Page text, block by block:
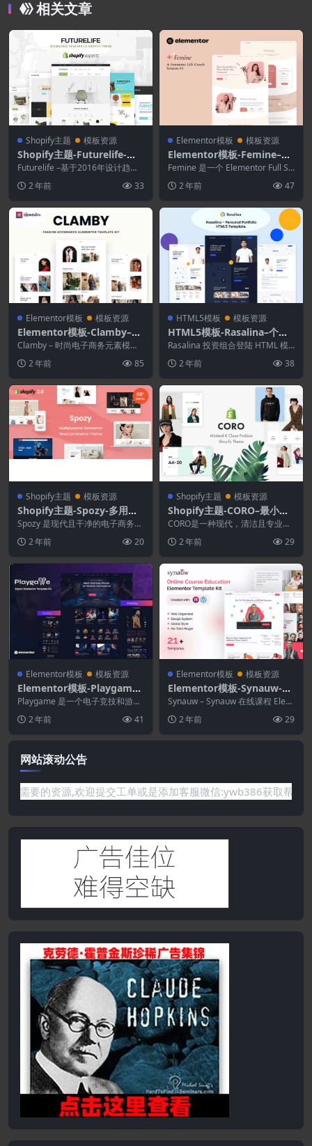
相关文章
Shopify主题 模板资源
Shopify主题-Futurelife-电
子商务响应Shopify主题
Futurelife –基于2016年设计趋势
式...2 年前 33
Elementor模板 模板资源
Elementor模板-Femine–女
性生活教练Elementor模板
套件
Femine 是一个 Elementor Full Sit
2 年前 47
Elementor模板 模板资源
Elementor模板-Clamby–时
尚电子商务元素模板套件
Clamby – 时尚电子商务元素模板
是一个现代和专业的网络模板，非
常适合时尚商...
2 年前 85
HTML5模板 模板资源
HTML5模板-Rasalina–个人
作品集HTML5模板
Rasalina 投资组合登陆 HTML 模
板是基于最新技术的创意和独特设
计。所...
2 年前 38
Shopify主题 模板资源
Shopify主题-Spozy-多用途S
hopify主题
Spozy 是现代且干净的电子商务商
页布局和高...
2 年前 20
Shopify主题 模板资源
Shopify主题-CORO–最小和
干净的时尚Shopify主题
CORO是一种现代，清洁且专业的
能力，在所有...
2 年前 29
Elementor模板 模板资源
Elementor模板-Playgame–
电子竞技Elementor模板工
具包
Playgame 是一个电子竞技和游戏
服务和专业方...
2 年前 41
Elementor模板 模板资源
Elementor模板-Synauw-在
线课程教育Elementor模板
套件
Synauw – Synauw 在线课程 Elem
2 年前 29
网站滚动公告
站没有你需要的资源,欢迎提交工单或是添加客服微信:ywb386获